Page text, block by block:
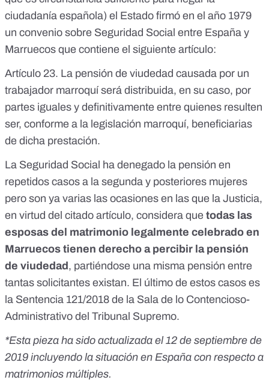
ciudadanía española) el Estado firmó en el año 1979
un convenio sobre Seguridad Social entre España y
Marruecos que contiene el siguiente artículo:
Artículo 23. La pensión de viudedad causada por un
trabajador marroquí será distribuida, en su caso, por
partes iguales y definitivamente entre quienes resulten
ser, conforme a la legislación marroquí, beneficiarias
de dicha prestación.
La Seguridad Social ha denegado la pensión en
repetidos casos a la segunda y posteriores mujeres
pero son ya varias las ocasiones en las que la Justicia,
en virtud del citado artículo, considera que todas las
esposas del matrimonio legalmente celebrado en
Marruecos tienen derecho a percibir la pensión
de viudedad, partiéndose una misma pensión entre
tantas solicitantes existan. El último de estos casos es
la Sentencia 121/2018 de la Sala de lo Contencioso-
Administrativo del Tribunal Supremo.
*Esta pieza ha sido actualizada el 12 de septiembre de
2019 incluyendo la situación en España con respecto a
matrimonios múltiples.